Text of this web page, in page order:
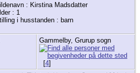
: Kirstina Madsdatter
: 1
i husstanden : barn
Gammelby, Grurup sogn
[4]